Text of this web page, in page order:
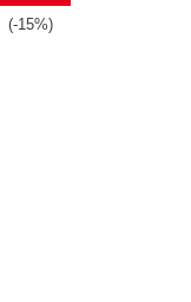
(-15%)